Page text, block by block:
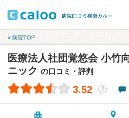
« 病院TOP
医療法人社団覚悠会 小竹
ニック の口コミ・評判
3.52 ？